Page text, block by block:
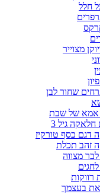
חלל
מצוייר
שחור לבן
אמא של שבת
חלאקה גיל 3
דגם כסף טורקיז
זהב תכלת
לבר מצווה
רווקות
בעצמך